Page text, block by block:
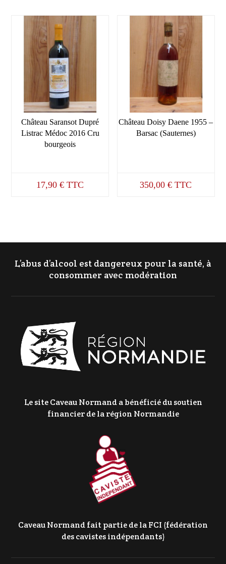
était :
95,90 €.
est :
85,90 €.
Château Saransot Dupré
Listrac Médoc 2016 Cru
bourgeois
17,90€ TTC
Château Doisy Daene 1955 –
Barsac (Sauternes)
350,00€ TTC
L’abus d’alcool est dangereux pour la santé, à
consommer avec modération
Le site Caveau Normand a bénéficié du soutien
financier de la région Normandie
Caveau Normand fait partie de la FCI (fédération
des cavistes indépendants)